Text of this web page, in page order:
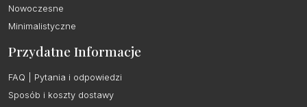
Nowoczesne
Minimalistyczne
Przydatne Informacje
FAQ | Pytania i odpowiedzi
Sposób i koszty dostawy